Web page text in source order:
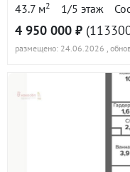
43.7 м2 1/5 этаж
4 950 000 ₽
размещено: 24.06.2026 ,